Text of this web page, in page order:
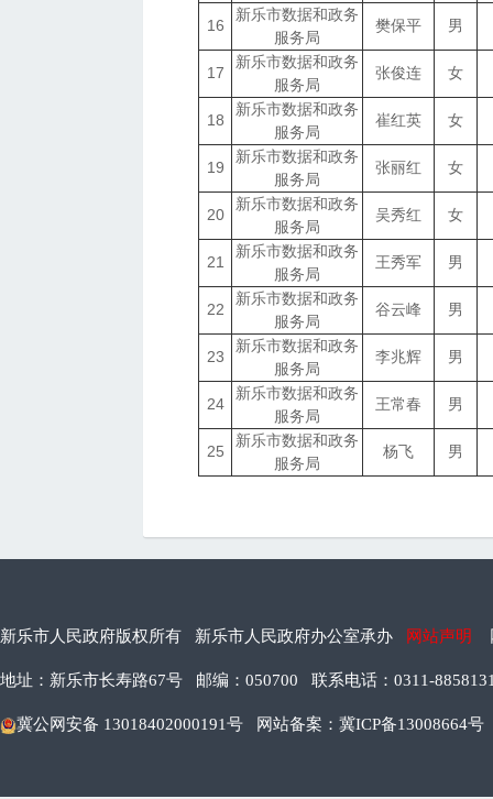
16
新乐市数据和政务
服务局
樊保平 男
17
新乐市数据和政务
服务局
张俊连 女
18
新乐市数据和政务
服务局
崔红英 女
19
新乐市数据和政务
服务局
张丽红 女
20
新乐市数据和政务
服务局
吴秀红 女
21
新乐市数据和政务
服务局
王秀军 男
22
新乐市数据和政务
服务局
谷云峰 男
23
新乐市数据和政务
服务局
李兆辉 男
24
新乐市数据和政务
服务局
王常春 男
25
新乐市数据和政务
服务局
杨飞 男